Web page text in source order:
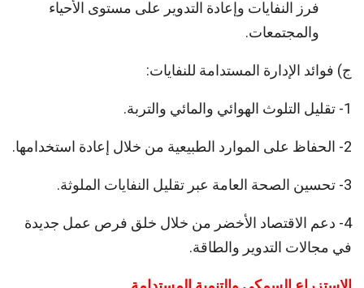
فرز النفايات وإعادة التدوير على مستوى الأحياء
والمجتمعات.
ج) فوائد الإدارة المستدامة للنفايات:
1- تقليل التلوث الهوائي والمائي والتربة.
2- الحفاظ على الموارد الطبيعية من خلال إعادة استخدامها.
3- تحسين الصحة العامة عبر تقليل النفايات الملوثة.
4- دعم الاقتصاد الأخضر من خلال خلق فرص عمل جديدة
في مجالات التدوير والطاقة.